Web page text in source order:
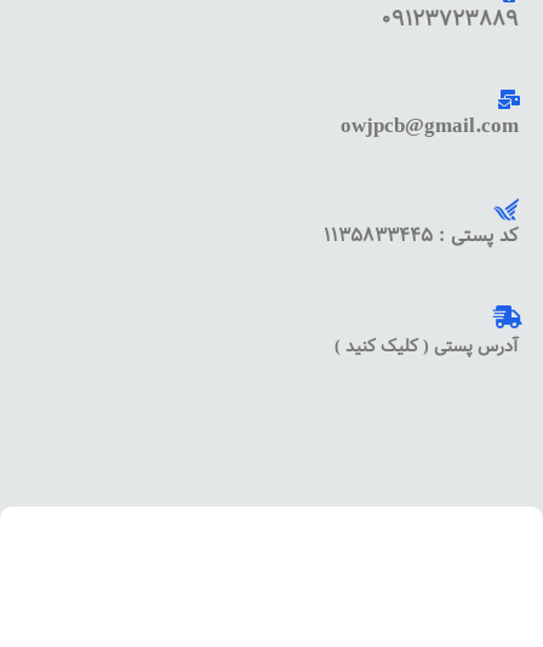
09123723889
owjpcb@gmail.com
کد پستی : 1135833445
آدرس پستی ( کلیک کنید )